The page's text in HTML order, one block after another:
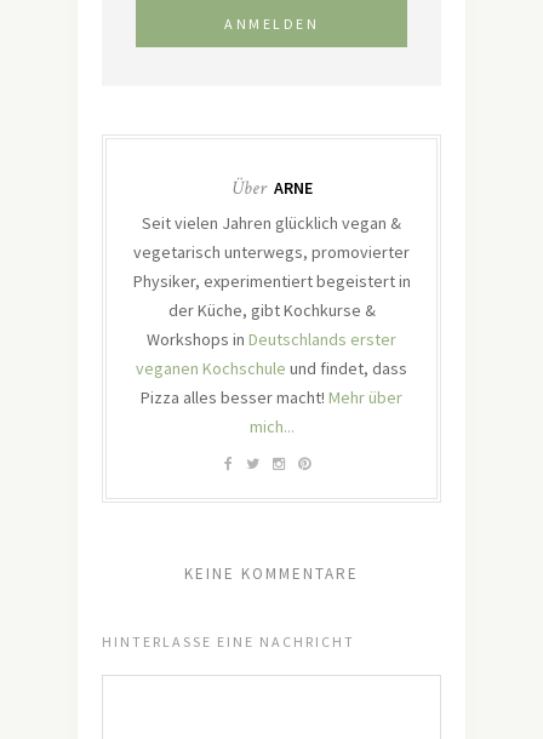
Über ARNE
Seit vielen Jahren glücklich vegan &
vegetarisch unterwegs, promovierter
Physiker, experimentiert begeistert in
der Küche, gibt Kochkurse &
Workshops in Deutschlands erster
veganen Kochschule und findet, dass
Pizza alles besser macht! Mehr über
mich...
KEINE KOMMENTARE
HINTERLASSE EINE NACHRICHT